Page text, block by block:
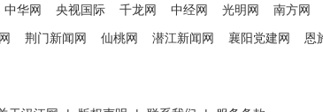
中华网 央视国际 千龙网 中经网 光明网 南方网
荆门新闻网 仙桃网 潜江新闻网 襄阳党建网 恩